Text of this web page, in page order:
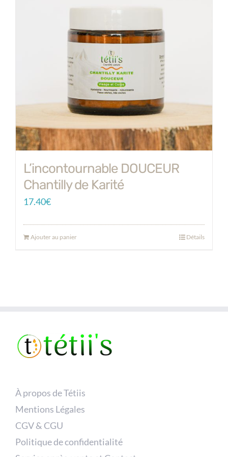
L’incontournable DOUCEUR
Chantilly de Karité
17.40€
Ajouter au panier Détails
À propos de Tétiis
Mentions Légales
CGV & CGU
Politique de confidentialité